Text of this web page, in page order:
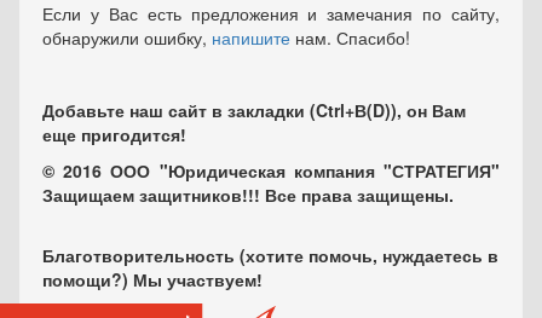
Если у Вас есть предложения и замечания по сайту,
обнаружили ошибку, напишите нам. Спасибо!
Добавьте наш сайт в закладки (Ctrl+В(D)), он Вам
еще пригодится!
© 2016 ООО "Юридическая компания "СТРАТЕГИЯ"
Защищаем защитников!!! Все права защищены.
Благотворительность (хотите помочь, нуждаетесь в
помощи?) Мы участвуем!